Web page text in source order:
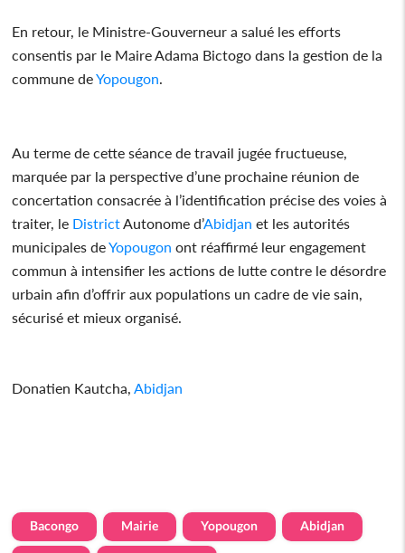
En retour, le Ministre-Gouverneur a salué les efforts
consentis par le Maire Adama Bictogo dans la gestion de la
commune deYopougon
Au terme de cette séance de travail jugée fructueuse,
marquée par la perspective d’une prochaine réunion de
concertation consacrée à l’identification précise des voies à
traiter, le District Autonome d’Abidjan et les autorités
municipales deYopougon ont réaffirmé leur engagement
commun à intensifier les actions de lutte contre le désordre
urbain afin d’offrir aux populations un cadre de vie sain,
sécurisé et mieux organisé.
Donatien Kautcha, Abidjan
Bacongo Mairie Yopougon Abidjan